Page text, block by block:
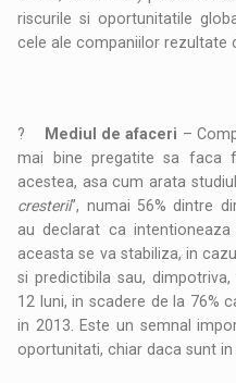
riscurile si oportunitatile
cele ale companiilor rezultate
? Mediul de afaceri –
mai bine pregatite sa faca
acestea, asa cum arata
cresterii”, numai 56% dintre
au declarat ca
aceasta se va stabiliza, in
si predictibila sau,
12 luni, in scadere de la 76%
in 2013. Este un semnal
oportunitati, chiar daca sunt in